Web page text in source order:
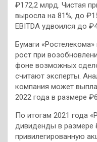
₽172,2 млрд. Чистая
выросла на 81%, до
EBITDA удвоился до
Бумаги
рост при
фоне возможных
считают эксперты.
компания может
2022 года в размере
По итогам 2021 года
дивиденды в размере
привилегированную